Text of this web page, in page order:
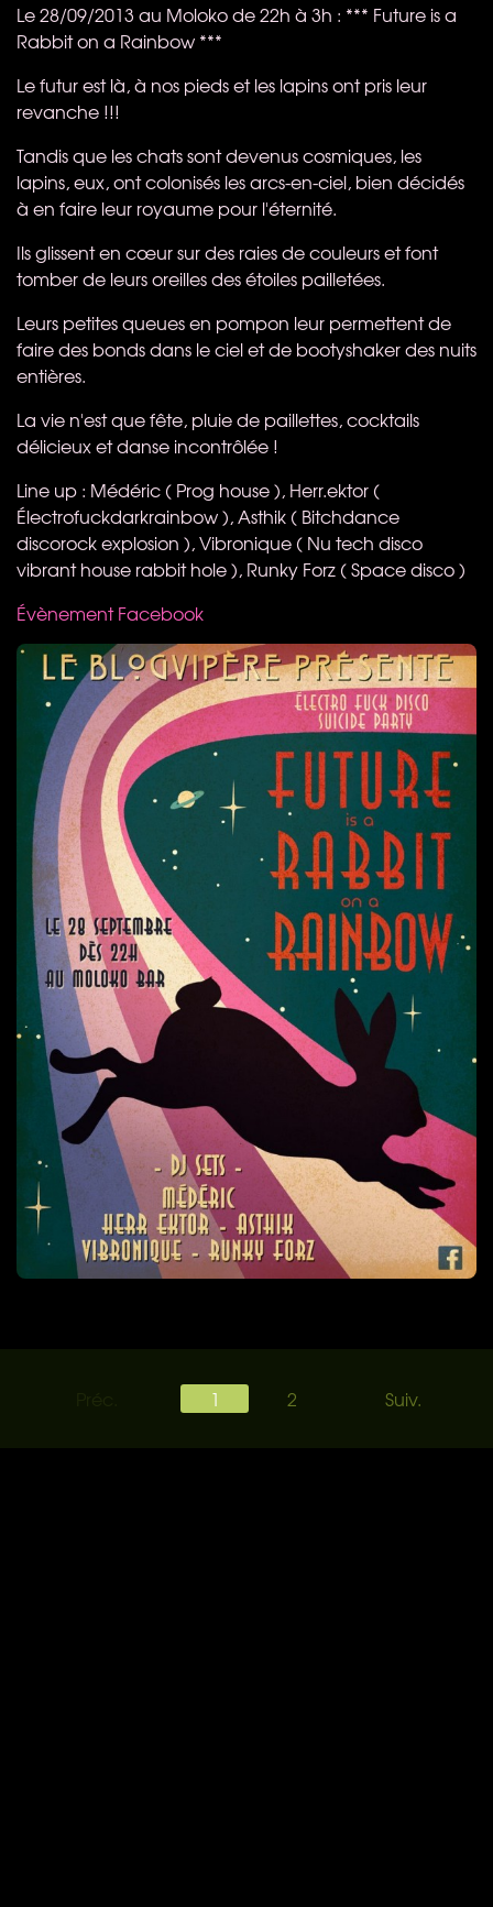
Le 28/09/2013 au Moloko de 22h à 3h : *** Future is a
Rabbit on a Rainbow ***
Le futur est là, à nos pieds et les lapins ont pris leur
revanche !!!
Tandis que les chats sont devenus cosmiques, les
lapins, eux, ont colonisés les arcs-en-ciel, bien décidés
à en faire leur royaume pour l'éternité.
Ils glissent en cœur sur des raies de couleurs et font
tomber de leurs oreilles des étoiles pailletées.
Leurs petites queues en pompon leur permettent de
faire des bonds dans le ciel et de bootyshaker des nuits
entières.
La vie n'est que fête, pluie de paillettes, cocktails
délicieux et danse incontrôlée !
Line up : Médéric ( Prog house ), Herr.ektor (
Électrofuckdarkrainbow ), Asthik ( Bitchdance
discorock explosion ), Vibronique ( Nu tech disco
vibrant house rabbit hole ), Runky Forz ( Space disco )
Évènement Facebook
1 2 Suiv.